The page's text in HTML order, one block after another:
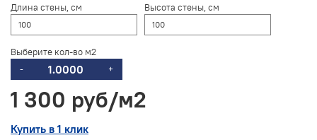
Длина стены, см Высота стены, см
Выберите кол-во м2
- +
1 300 руб
Купить в 1 клик